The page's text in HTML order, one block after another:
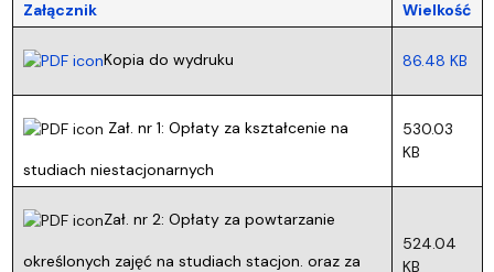
Załącznik Wielkość
Kopia do wydruku 86.48 KB
Zał. nr 1: Opłaty za kształcenie na
studiach niestacjonarnych
530.03
KB
Zał. nr 2: Opłaty za powtarzanie
określonych zajęć na studiach stacjon. oraz za
524.04
KB